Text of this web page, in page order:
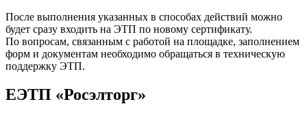
После выполнения указанных в способах действий можно
будет сразу входить на ЭТП по новому сертификату.
По вопросам, связанным с работой на площадке, заполнением
форм и документам необходимо обращаться в техническую
поддержку ЭТП.
ЕЭТП «Росэлторг»